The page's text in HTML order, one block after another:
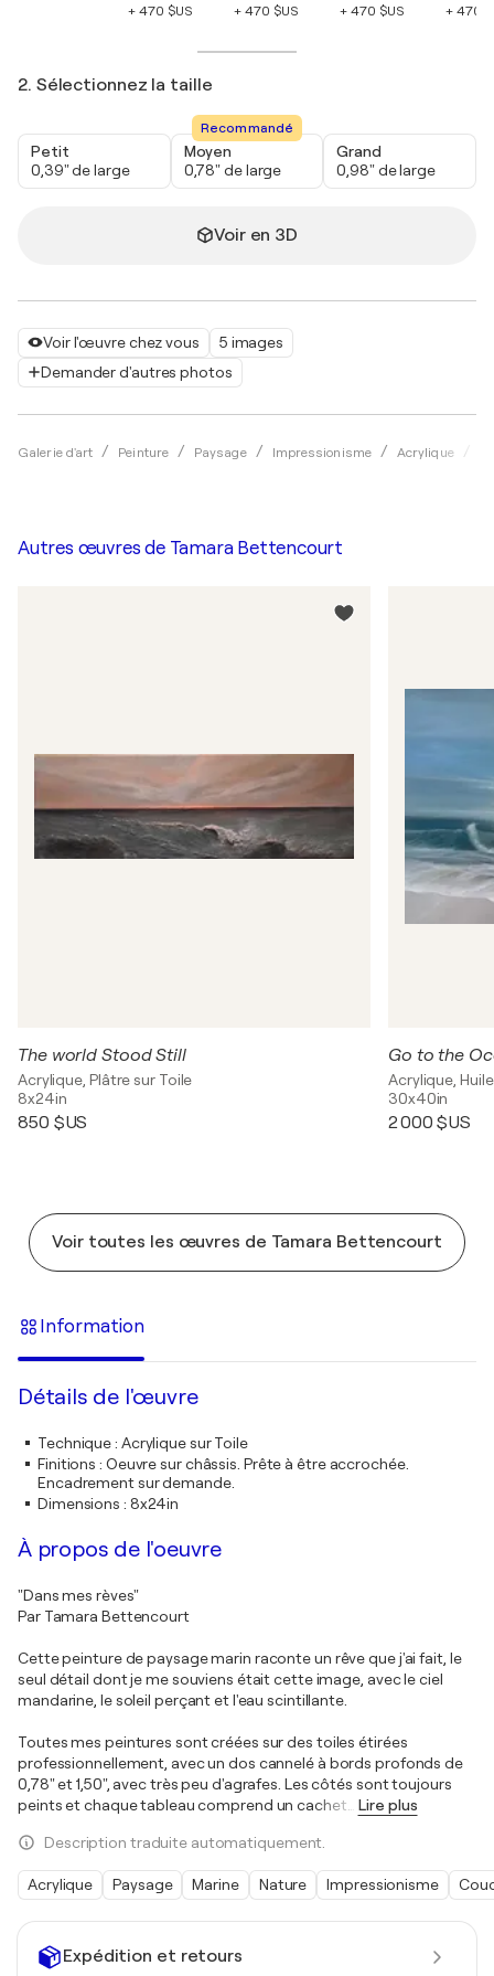
Voir l'œuvre chez vous
5 images
Demander d'autres photos
Galerie d'art Peinture Paysage Impressionisme Acrylique
+ 470 $US
+ 470 $US
+ 470 $US
+ 470
2. Sélectionnez la taille
Petit
0,39" de large
Recommandé
Moyen
0,78" de large
Grand
0,98" de large
Voir en 3D
Expédition et retours
Autres œuvres de Tamara Bettencourt
The world Stood Still
Acrylique, Plâtre sur Toile
8x24in
850 $US
Go to the
Acrylique,
30x40in
2 000 $US
Voir toutes les œuvres de Tamara Bettencourt
Information
Détails de l'œuvre
Technique: Acrylique sur Toile
Finitions : Oeuvre sur châssis. Prête à être accrochée.
Encadrement sur demande.
Dimensions : 8x24in
À propos de l'oeuvre
"Dans mes rèves"
Par Tamara Bettencourt
Cette peinture de paysage marin raconte un rêve que j'ai fait, le
seul détail dont je me souviens était cette image, avec le ciel
mandarine, le soleil perçant et l'eau scintillante.
Toutes mes peintures sont créées sur des toiles étirées
professionnellement, avec un dos cannelé à bords profonds de
0,78" et 1,50", avec très peu d'agrafes. Les côtés sont toujours
peints et chaque tableau comprend un cachet
Lire plus
Description traduite automatiquement.
Acrylique Paysage Marine Nature Impressionisme